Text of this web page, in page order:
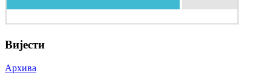
Вијести
Архива